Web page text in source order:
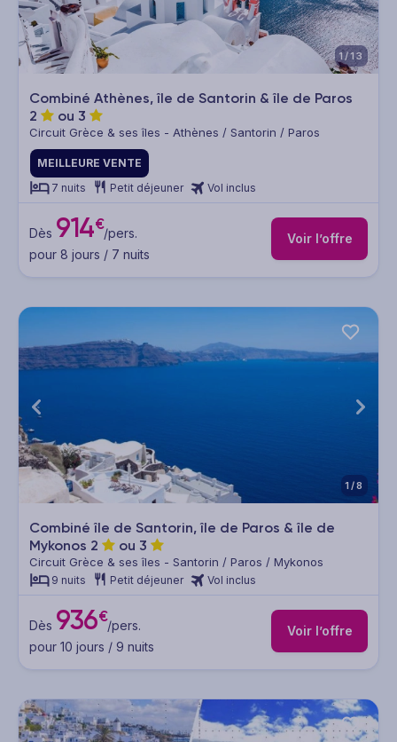
1/13
Combiné Athènes, île de Santorin & île de Paros
2
ou 3
Circuit Grèce & ses îles - Athènes / Santorin / Paros
MEILLEURE VENTE
7 nuits
Petit déjeuner Vol inclus
Dès 914€/pers.
pour 8 jours / 7 nuits
Voir l’offre
1/8
Combiné île de Santorin, île de Paros & île de
Mykonos 2 ou 3
Circuit Grèce & ses îles - Santorin / Paros / Mykonos
9 nuits Petit déjeuner Vol inclus
Dès 936€/pers.
pour 10 jours / 9 nuits
Voir l’offre